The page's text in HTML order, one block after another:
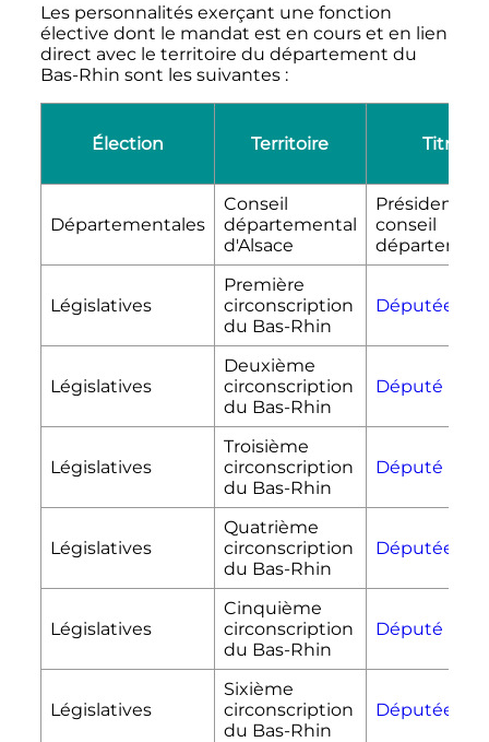
Les personnalités exerçant une fonction
élective dont le mandat est en cours et en lien
direct avec le territoire du département du
Bas-Rhin sont les suivantes :
Élection Territoire Titre
Départementales
Conseil
départemental
d'Alsace
Président du
conseil
Législatives
Première
circonscription
du Bas-Rhin
Députée
Législatives
Deuxième
circonscription
du Bas-Rhin
Député
Législatives
Troisième
circonscription
du Bas-Rhin
Député
Législatives
Quatrième
circonscription
du Bas-Rhin
Députée
Législatives
Cinquième
circonscription
du Bas-Rhin
Député
Législatives
Sixième
circonscription
du Bas-Rhin
Députée